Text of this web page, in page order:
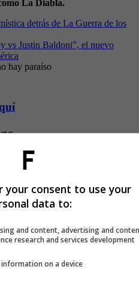
La Diabla.
detrás de La Guerra de los
vs Justin Baldoni”, el nuevo
hay paraíso
your consent to use your
data to:
and content, advertising and
research and services development
on a device